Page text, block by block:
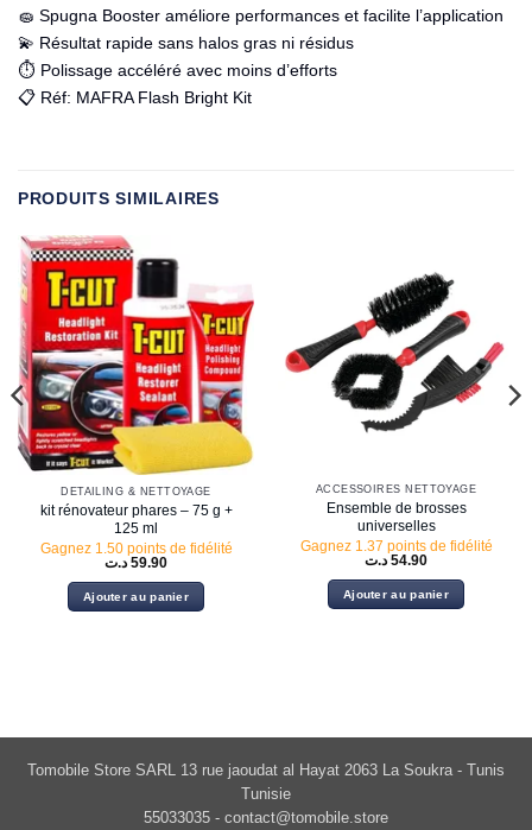
🧽 Spugna Booster améliore performances et facilite l’application
💫 Résultat rapide sans halos gras ni résidus
⏱️ Polissage accéléré avec moins d’efforts
📋 Réf: MAFRA Flash Bright Kit
PRODUITS SIMILAIRES
DETAILING & NETTOYAGE
kit rénovateur phares – 75 g +
125 ml
Gagnez 1.50 points de fidélité
59.90 د.ت
Ajouter au panier
ACCESSOIRES NETTOYAGE
Ensemble de brosses
universelles
Gagnez 1.37 points de fidélité
54.90 د.ت
Ajouter au panier
Tomobile Store SARL 13 rue jaoudat al Hayat 2063 La Soukra - Tunis
Tunisie
55033035 - contact@tomobile.store